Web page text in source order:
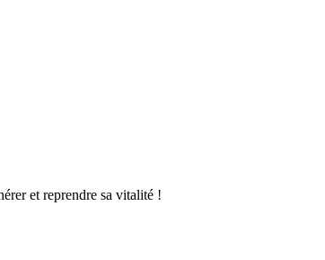
et reprendre sa vitalité !